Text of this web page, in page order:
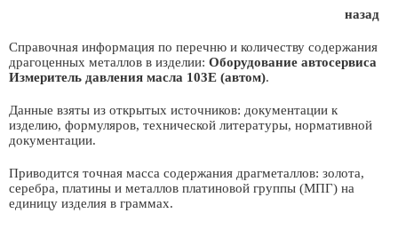
назад
Справочная информация по перечню и количеству содержания
драгоценных металлов в изделии: Оборудование автосервиса
Измеритель давления масла 103E (автом).
Данные взяты из открытых источников: документации к
изделию, формуляров, технической литературы, нормативной
документации.
Приводится точная масса содержания драгметаллов: золота,
серебра, платины и металлов платиновой группы (МПГ) на
единицу изделия в граммах.